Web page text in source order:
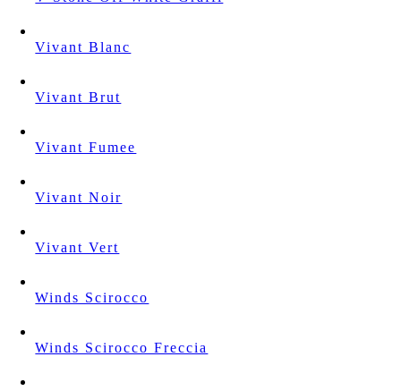
Vivant Blanc
Vivant Brut
Vivant Fumee
Vivant Noir
Vivant Vert
Winds Scirocco
Winds Scirocco Freccia